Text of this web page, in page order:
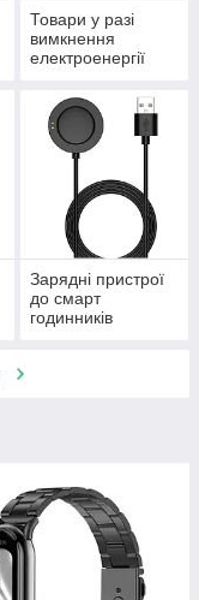
Товари у разі
вимкнення
електроенергії
Зарядні пристрої
до смарт
годинників